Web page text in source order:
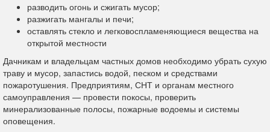
разводить огонь и сжигать мусор;
разжигать мангалы и печи;
оставлять стекло и легковоспламеняющиеся вещества на
открытой местности
Дачникам и владельцам частных домов необходимо убрать сухую
траву и мусор, запастись водой, песком и средствами
пожаротушения. Предприятиям, СНТ и органам местного
самоуправления — провести покосы, проверить
минерализованные полосы, пожарные водоемы и системы
оповещения.